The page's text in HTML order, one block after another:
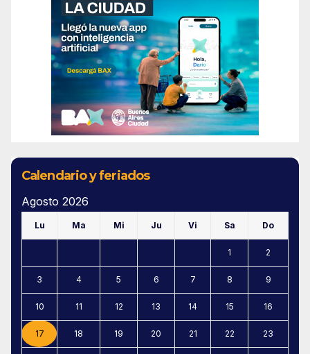
Calendario y feriados
Agosto 2026
Lu Ma Mi Ju Vi Sa Do
1 2
3 4 5 6 7 8 9
10 11 12 13 14 15 16
17 18 19 20 21 22 23